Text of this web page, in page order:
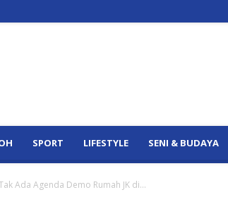
SPORT LIFESTYLE SENI & BUDAYA
Ada Agenda Demo Rumah JK di...